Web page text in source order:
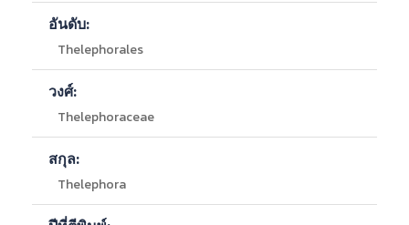
อันดับ:
Thelephorales
วงศ์:
Thelephoraceae
สกุล:
Thelephora
- เขตรักษาพันธุ์สัตว์ป่า เขาประ-บางคราม
- เขตรักษาพันธุ์สัตว์ป่า ฮาลา-บาลา
- เขตรักษาพันธุ์สัตว์ป่า ภูเขียว
เขตรักษาพันธุ์สัตว์ป่า ยอดโดม
- เขตรักษาพันธุ์สัตว์ป่า ภูเมี่ยง-ภูทอง
- เขตรักษาพันธุ์สัตว์ป่า ดอยผาช้าง
- เขตรักษาพันธุ์สัตว์ป่า ดอยผาช้าง